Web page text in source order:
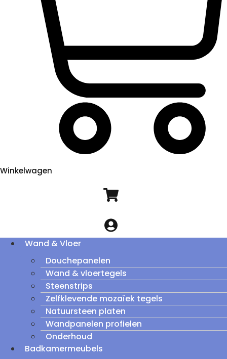
Winkelwagen
Wand & Vloer
Douchepanelen
Wand & vloertegels
Steenstrips
Zelfklevende mozaïek tegels
Natuursteen platen
Wandpanelen profielen
Onderhoud
Badkamermeubels